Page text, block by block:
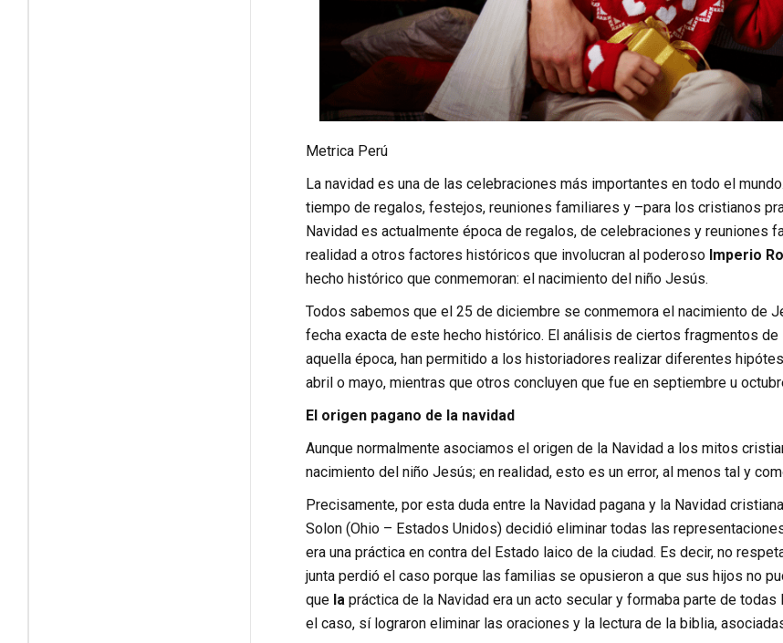
Metrica Perú
La navidad es una de las celebraciones más importantes en todo el
tiempo de regalos, festejos, reuniones familiares y –para los cristianos
Navidad es actualmente época de regalos, de celebraciones y reuniones
realidad a otros factores históricos que involucran al poderoso Imperio
hecho histórico que conmemoran: el nacimiento del niño Jesús.
Todos sabemos que el 25 de diciembre se conmemora el nacimiento de
fecha exacta de este hecho histórico. El análisis de ciertos fragmentos
aquella época, han permitido a los historiadores realizar diferentes
abril o mayo, mientras que otros concluyen que fue en septiembre u
El origen pagano de la navidad
Aunque normalmente asociamos el origen de la Navidad a los mitos
nacimiento del niño Jesús; en realidad, esto es un error, al menos tal y
Precisamente, por esta duda entre la Navidad pagana y la Navidad
Solon (Ohio – Estados Unidos) decidió eliminar todas las
era una práctica en contra del Estado laico de la ciudad. Es decir, no
junta perdió el caso porque las familias se opusieron a que sus hijos no
quela práctica de la Navidad era un acto secular y formaba parte de
el caso, sí lograron eliminar las oraciones y la lectura de la biblia,